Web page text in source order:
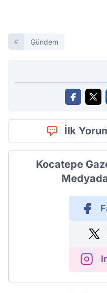
Gündem
İlk
Kocatepe